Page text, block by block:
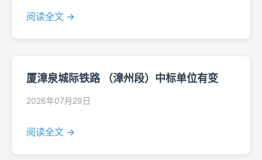
阅读全文 →
厦漳泉城际铁路 （漳州段）中标单位有变
2026年07月29日
阅读全文 →